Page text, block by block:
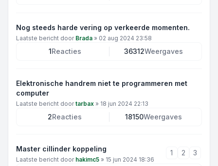
Nog steeds harde vering op verkeerde momenten.
Laatste bericht door Brada » 02 aug 2024 23:58
1Reacties 36312Weergaves
Elektronische handrem niet te programmeren met
computer
Laatste bericht doortarbax » 18 jun 2024 22:13
2Reacties 18150Weergaves
Master cillinder koppeling
Laatste bericht door hakimc5 » 15 jun 2024 18:36
1 2 3